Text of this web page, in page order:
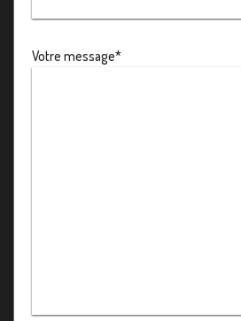
Votre message*